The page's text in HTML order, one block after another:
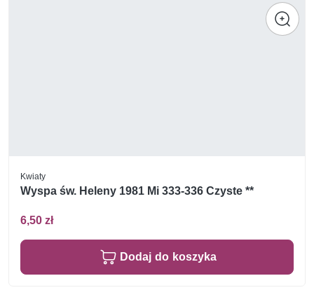
Kwiaty
Wyspa św. Heleny 1981 Mi 333-336 Czyste **
6,50 zł
Dodaj do koszyka